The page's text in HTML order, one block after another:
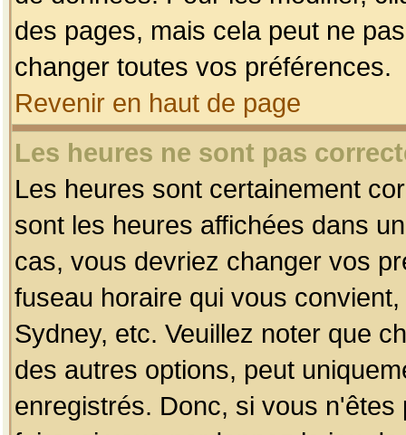
des pages, mais cela peut ne
changer toutes vos préférences.
Revenir en haut de page
Les heures ne sont pas
Les heures sont certainement
sont les heures affichées dans
cas, vous devriez changer vos
fuseau horaire qui vous
Sydney, etc. Veuillez noter que
des autres options, peut
enregistrés. Donc, si vous